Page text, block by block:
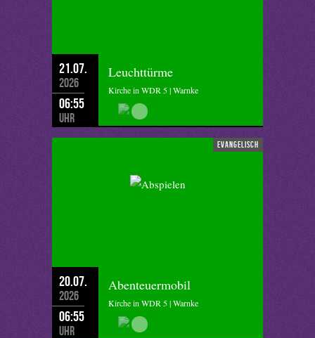
21.07.
2026
06:55
Uhr
Leuchttürme
Kirche in WDR 5 | Warnke
evangelisch
20.07.
2026
06:55
Uhr
Abenteuermobil
Kirche in WDR 5 | Warnke